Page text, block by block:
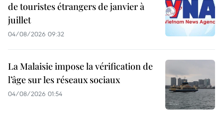
de touristes étrangers de janvier à
juillet
04/08/2026 09:32
La Malaisie impose la vérification de
l’âge sur les réseaux sociaux
04/08/2026 01:54